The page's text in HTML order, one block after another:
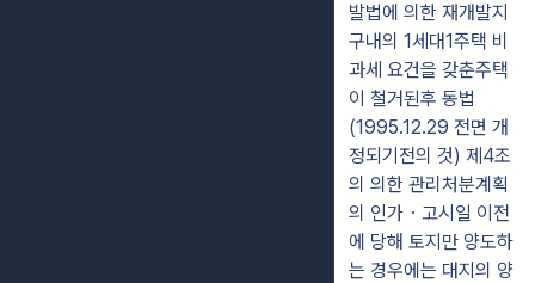
발법에 의한 재개발지
구내의 1세대1주택 비
과세 요건을 갖춘주택
이 철거된후 동법
(1995.12.29 전면 개
정되기전의 것) 제4조
의 의한 관리처분계획
의 인가・고시일 이전
에 당해 토지만 양도하
는 경우에는 대지의 양